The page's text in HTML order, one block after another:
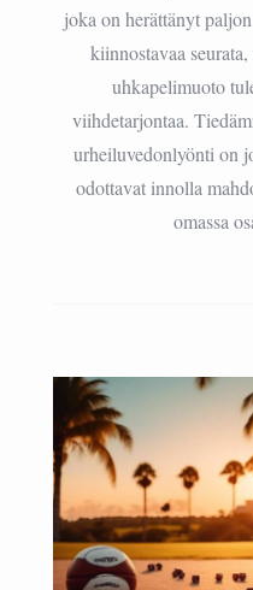
joka on herättänyt
kiinnostavaa
uhkapelimuoto
viihdetarjontaa.
urheiluvedonlyönti on
odottavat innolla
omassa